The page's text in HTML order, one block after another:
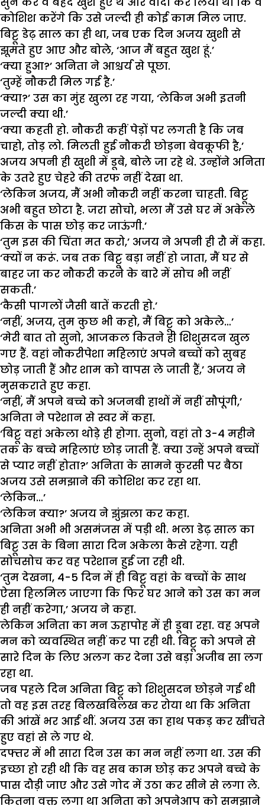
कोशिश करेंगे कि उसे जल्दी ही कोई काम मिल जाए.
बिट्टू डेढ़ साल का ही था, जब एक दिन अजय खुशी से
झूमते हुए आए और बोले, ‘आज मैं बहुत खुश हूं.’
‘क्या हुआ?’ अनिता ने आश्चर्य से पूछा.
‘तुम्हें नौकरी मिल गई है.’
‘क्या?’ उस का मुंह खुला रह गया, ‘लेकिन अभी इतनी
जल्दी क्या थी.’
‘क्या कहती हो. नौकरी कहीं पेड़ों पर लगती है कि जब
चाहो, तोड़ लो. मिलती हुई नौकरी छोड़ना बेवकूफी है,’
अजय अपनी ही खुशी में डूबे, बोले जा रहे थे. उन्होंने अनिता
के उतरे हुए चेहरे की तरफ नहीं देखा था.
‘लेकिन अजय, मैं अभी नौकरी नहीं करना चाहती. बिट्टू
अभी बहुत छोटा है. जरा सोचो, भला मैं उसे घर में अकेले
किस के पास छोड़ कर जाऊंगी.’
‘तुम इस की चिंता मत करो,’ अजय ने अपनी ही रौ में कहा.
‘क्यों न करूं. जब तक बिट्टू बड़ा नहीं हो जाता, मैं घर से
बाहर जा कर नौकरी करने के बारे में सोच भी नहीं
सकती.’
‘कैसी पागलों जैसी बातें करती हो.’
‘नहीं, अजय, तुम कुछ भी कहो, मैं बिट्टू को अकेले…’
‘मेरी बात तो सुनो, आजकल कितने ही शिशुसदन खुल
गए हैं. वहां नौकरीपेशा महिलाएं अपने बच्चों को सुबह
छोड़ जाती हैं और शाम को वापस ले जाती हैं,’ अजय ने
मुसकराते हुए कहा.
‘नहीं, मैं अपने बच्चे को अजनबी हाथों में नहीं सौपूंगी,’
अनिता ने परेशान से स्वर में कहा.
‘बिट्टू वहां अकेला थोड़े ही होगा. सुनो, वहां तो 3-4 महीने
तक के बच्चे महिलाएं छोड़ जाती हैं. क्या उन्हें अपने बच्चों
से प्यार नहीं होता?’ अनिता के सामने कुरसी पर बैठा
अजय उसे समझाने की कोशिश कर रहा था.
‘लेकिन…’
‘लेकिन क्या?’ अजय ने झुंझला कर कहा.
अनिता अभी भी असमंजस में पड़ी थी. भला डेढ़ साल का
बिट्टू उस के बिना सारा दिन अकेला कैसे रहेगा. यही
सोचसोच कर वह परेशान हुई जा रही थी.
‘तुम देखना, 4-5 दिन में ही बिट्टू वहां के बच्चों के साथ
ऐसा हिलमिल जाएगा कि फिर घर आने को उस का मन
ही नहीं करेगा,’ अजय ने कहा.
लेकिन अनिता का मन ऊहापोह में ही डूबा रहा. वह अपने
मन को व्यवस्थित नहीं कर पा रही थी. बिट्टू को अपने से
सारे दिन के लिए अलग कर देना उसे बड़ा अजीब सा लग
रहा था.
जब पहले दिन अनिता बिट्टू को शिशुसदन छोड़ने गई थी
तो वह इस तरह बिलखबिलख कर रोया था कि अनिता
की आंखें भर आई थीं. अजय उस का हाथ पकड़ कर खींचते
हुए वहां से ले गए थे.
दफ्तर में भी सारा दिन उस का मन नहीं लगा था. उस की
इच्छा हो रही थी कि वह सब काम छोड़ कर अपने बच्चे के
पास दौड़ी जाए और उसे गोद में उठा कर सीने से लगा ले.
कितना वक्त लगा था अनिता को अपनेआप को समझाने